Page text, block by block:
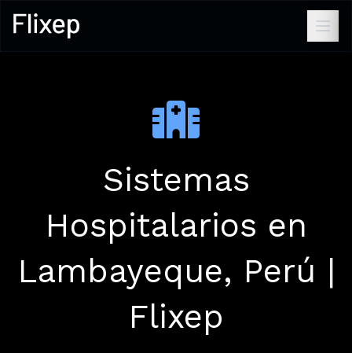
Sistemas
Hospitalarios en
Lambayeque, Perú |
Flixep